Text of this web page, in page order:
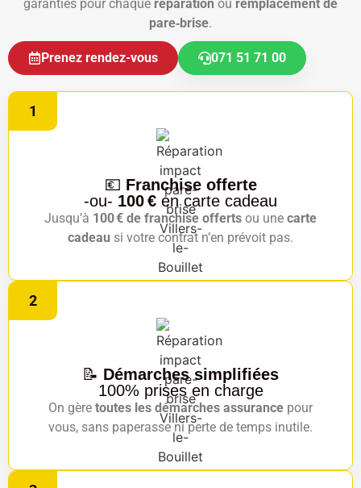
garanties pour chaque réparation ou remplacement de
pare‑brise.
Prenez rendez-vous 071 51 71 00
1
💶 Franchise offerte
-ou- 100 € en carte cadeau
Jusqu’à 100 € de franchise offerts ou une carte
cadeau si votre contrat n’en prévoit pas.
2
📝 Démarches simplifiées
100% prises en charge
On gère toutes les démarches assurance pour
vous, sans paperasse ni perte de temps inutile.